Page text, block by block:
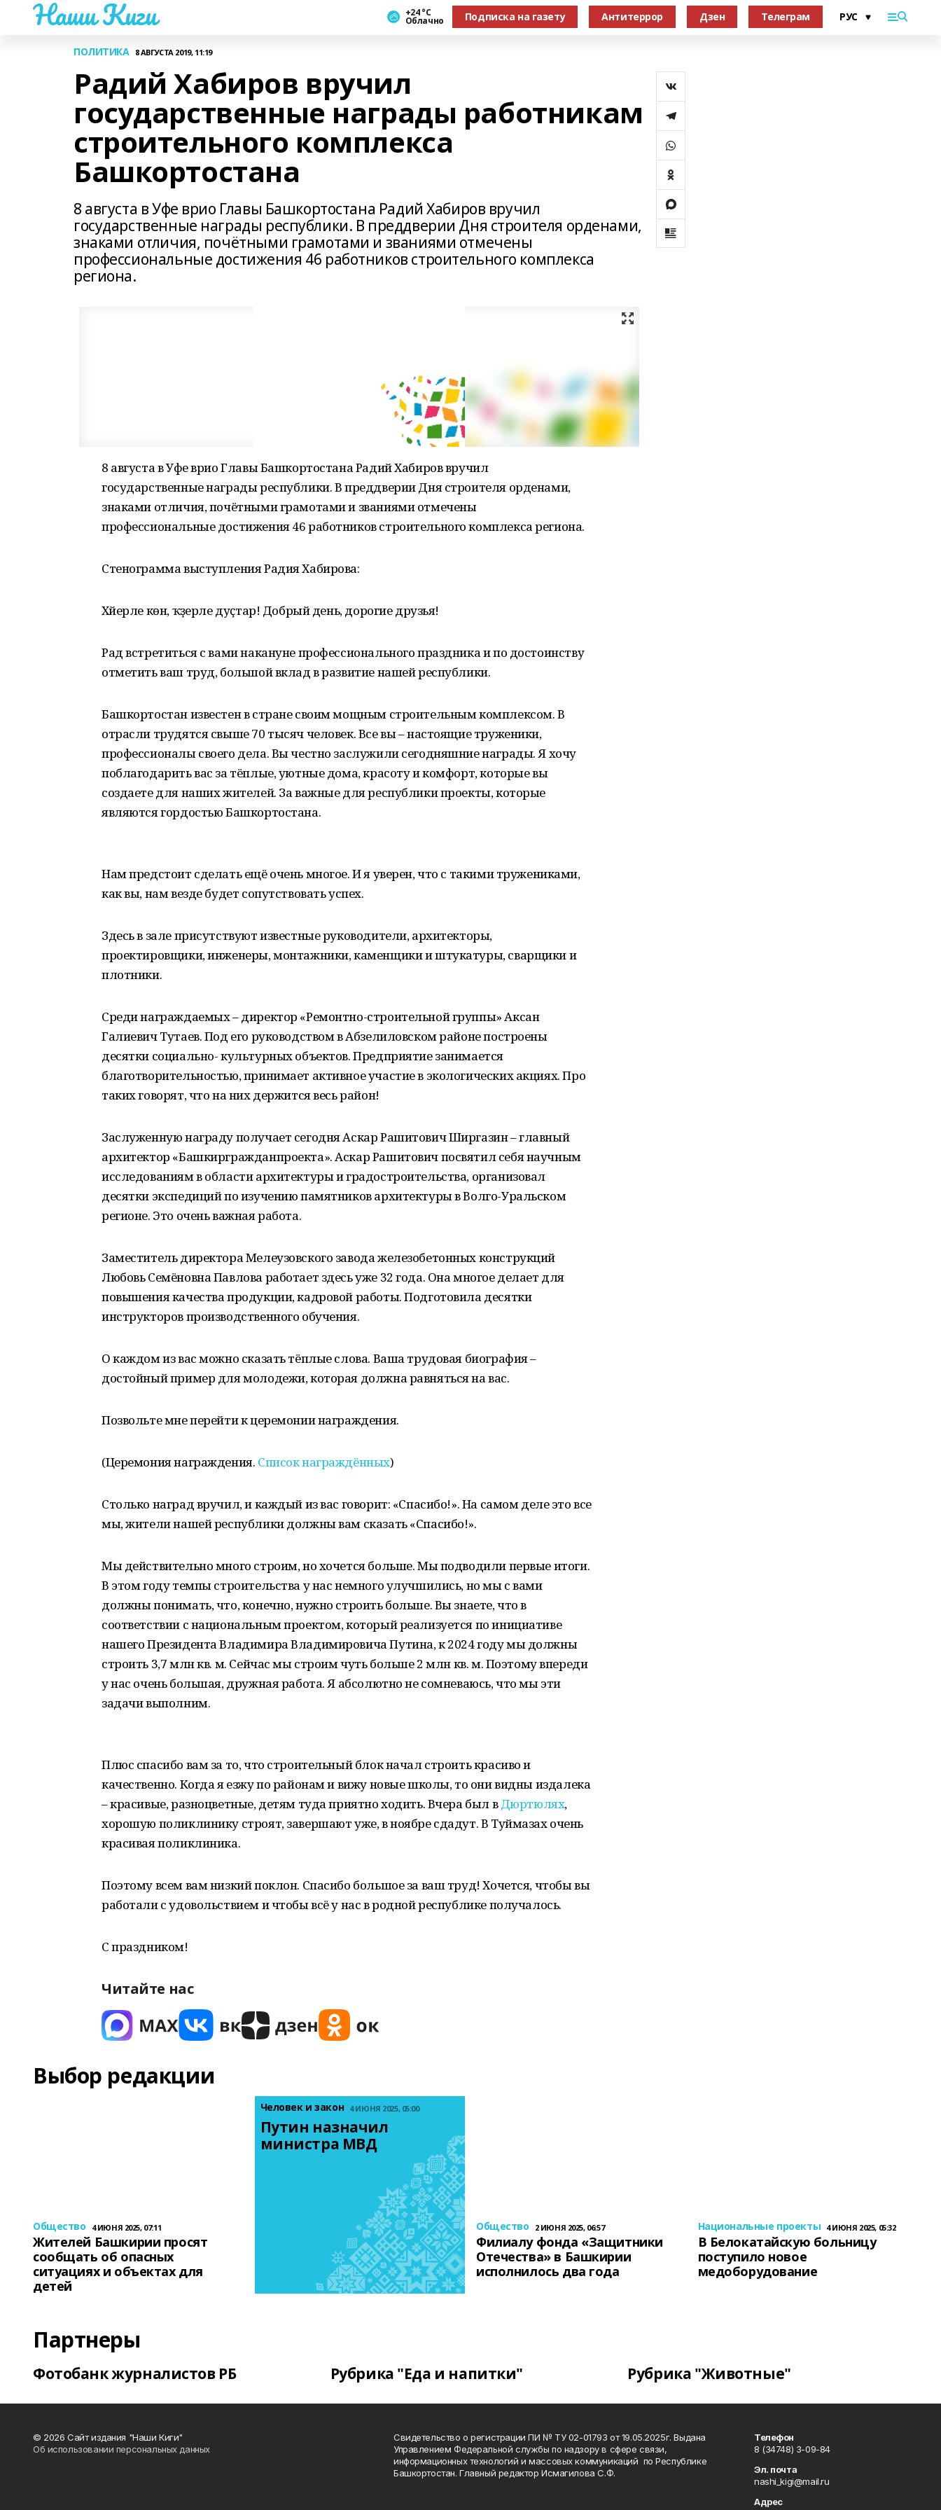
Наши Киги +24 °С
Облачно Подписка на газету Антитеррор Дзен Телеграм
ПОЛИТИКА 8 АВГУСТА 2019, 11:19
Радий Хабиров вручил
государственные награды работникам
строительного комплекса
Башкортостана
8 августа в Уфе врио Главы Башкортостана Радий Хабиров вручил
государственные награды республики. В преддверии Дня строителя орденами,
знаками отличия, почётными грамотами и званиями отмечены
профессиональные достижения 46 работников строительного комплекса
региона.
8 августа в Уфе врио Главы Башкортостана Радий Хабиров вручил
государственные награды республики. В преддверии Дня строителя орденами,
знаками отличия, почётными грамотами и званиями отмечены
профессиональные достижения 46 работников строительного комплекса региона.
Стенограмма выступления Радия Хабирова:
Хәйерле көн, ҡәҙерле дуҫтар! Добрый день, дорогие друзья!
Рад встретиться с вами накануне профессионального праздника и по достоинству
отметить ваш труд, большой вклад в развитие нашей республики.
Башкортостан известен в стране своим мощным строительным комплексом. В
отрасли трудятся свыше 70 тысяч человек. Все вы – настоящие труженики,
профессионалы своего дела. Вы честно заслужили сегодняшние награды. Я хочу
поблагодарить вас за тёплые, уютные дома, красоту и комфорт, которые вы
создаете для наших жителей. За важные для республики проекты, которые
являются гордостью Башкортостана.
Нам предстоит сделать ещё очень многое. И я уверен, что с такими тружениками,
как вы, нам везде будет сопутствовать успех.
Здесь в зале присутствуют известные руководители, архитекторы,
проектировщики, инженеры, монтажники, каменщики и штукатуры, сварщики и
плотники.
Среди награждаемых – директор «Ремонтно-строительной группы» Аксан
Галиевич Тутаев. Под его руководством в Абзелиловском районе построены
десятки социально- культурных объектов. Предприятие занимается
благотворительностью, принимает активное участие в экологических акциях. Про
таких говорят, что на них держится весь район!
Заслуженную награду получает сегодня Аскар Рашитович Ширгазин – главный
архитектор «Башкиргражданпроекта». Аскар Рашитович посвятил себя научным
исследованиям в области архитектуры и градостроительства, организовал
десятки экспедиций по изучению памятников архитектуры в Волго-Уральском
регионе. Это очень важная работа.
Заместитель директора Мелеузовского завода железобетонных конструкций
Любовь Семёновна Павлова работает здесь уже 32 года. Она многое делает для
повышения качества продукции, кадровой работы. Подготовила десятки
инструкторов производственного обучения.
О каждом из вас можно сказать тёплые слова. Ваша трудовая биография –
достойный пример для молодежи, которая должна равняться на вас.
Позвольте мне перейти к церемонии награждения.
(Церемония награждения. Список награждённых)
Столько наград вручил, и каждый из вас говорит: «Спасибо!». На самом деле это все
мы, жители нашей республики должны вам сказать «Спасибо!».
Мы действительно много строим, но хочется больше. Мы подводили первые итоги.
В этом году темпы строительства у нас немного улучшились, но мы с вами
должны понимать, что, конечно, нужно строить больше. Вы знаете, что в
соответствии с национальным проектом, который реализуется по инициативе
нашего Президента Владимира Владимировича Путина, к 2024 году мы должны
строить 3,7 млн кв. м. Сейчас мы строим чуть больше 2 млн кв. м. Поэтому впереди
у нас очень большая, дружная работа. Я абсолютно не сомневаюсь, что мы эти
задачи выполним.
Плюс спасибо вам за то, что строительный блок начал строить красиво и
качественно. Когда я езжу по районам и вижу новые школы, то они видны издалека
– красивые, разноцветные, детям туда приятно ходить. Вчера был вДюртюлях,
хорошую поликлинику строят, завершают уже, в ноябре сдадут. В Туймазах очень
красивая поликлиника.
Поэтому всем вам низкий поклон. Спасибо большое за ваш труд! Хочется, чтобы вы
работали с удовольствием и чтобы всё у нас в родной республике получалось.
С праздником!
Читайте нас
Выбор редакции
Общество 4 ИЮНЯ 2025, 07:11
Жителей Башкирии просят
сообщать об опасных
ситуациях и объектах для
детей
Человек и закон 4 ИЮНЯ 2025, 05:00
Путин назначил
министра МВД
Общество 2 ИЮНЯ 2025, 06:57
Филиалу фонда «Защитники
Отечества» в Башкирии
исполнилось два года
Национальные проекты 4 ИЮНЯ 2025, 05:32
В Белокатайскую больницу
поступило новое
медоборудование
Партнеры
Фотобанк журналистов РБ Рубрика "Еда и напитки" Рубрика "Животные"
© 2026 Сайт издания "Наши Киги"
Об использовании персональных данных
Свидетельство о регистрации ПИ № ТУ 02-01793 от 19.05.2025г. Выдана
Управлением Федеральной службы по надзору в сфере связи,
информационных технологий и массовых коммуникаций по Республике
Башкортостан. Главный редактор Исмагилова С.Ф.
Телефон
8 (34748) 3-09-84
Эл. почта
nashi_kigi@mail.ru
Адрес